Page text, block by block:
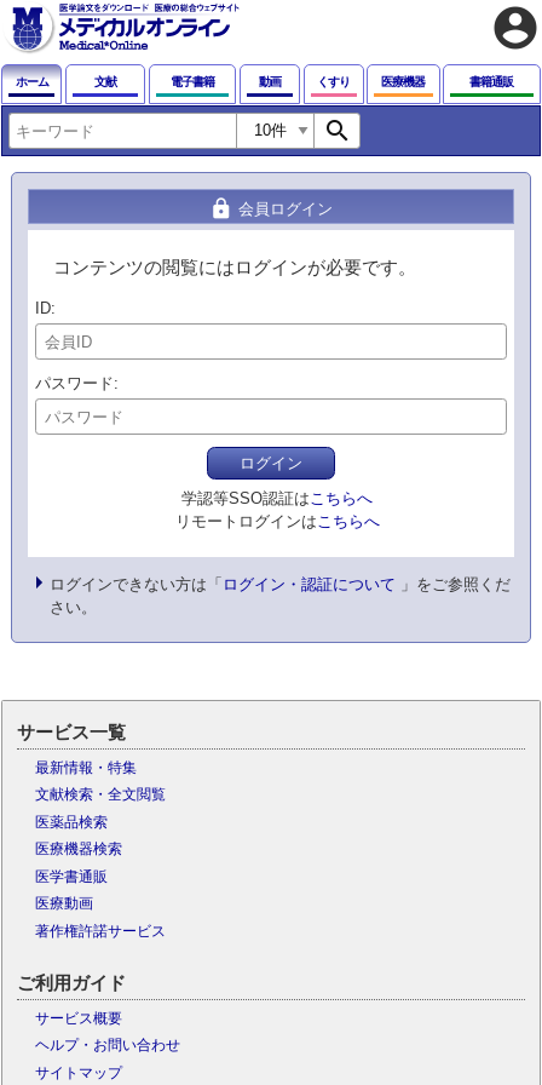
account_circle
ホーム 文献 電子書籍 動画 くすり 医療機器 書籍通販
search
lock 会員ログイン
コンテンツの閲覧にはログインが必要です。
ID
パスワード
ログイン
学認等SSO認証はこちらへ
リモートログインはこちらへ
ログインできない方は「 ログイン・認証について 」をご参照くだ
さい。
サービス一覧
最新情報・特集
文献検索・全文閲覧
医薬品検索
医療機器検索
医学書通販
医療動画
著作権許諾サービス
ご利用ガイド
サービス概要
ヘルプ・お問い合わせ
サイトマップ